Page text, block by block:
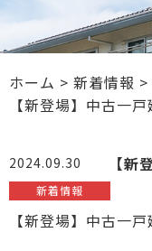
ホーム > 新着情報 >
【新登場】中古一
2024.09.30 【新
新着情報
【新登場】中古一